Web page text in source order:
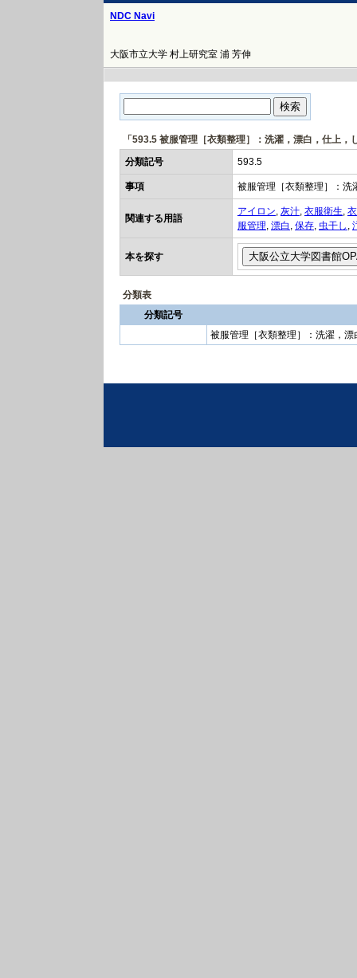
NDC Navi
大阪市立大学 村上研究室 浦 芳伸
「593.5 被服管理［衣類整理］：洗濯，漂白，仕上
分類記号
593.5
事項 被服管理［衣類整理］：洗
関連する用語
アイロン, 灰汁, 衣服衛生,
服管理, 漂白 , 保存, 虫干し ,
本を探す
分類表
分類記号
被服管理［衣類整理］：洗濯，